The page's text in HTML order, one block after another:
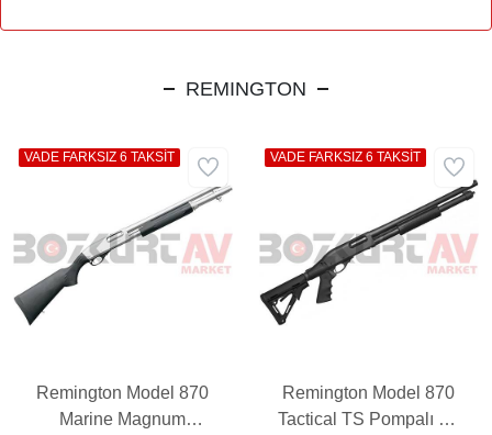
REMINGTON
Remington Model 870
Marine Magnum
VADE FARKSIZ 6 TAKSİT
Remington Model 870
Tactical TS Pompalı Av
VADE FARKSIZ 6 TAKSİT